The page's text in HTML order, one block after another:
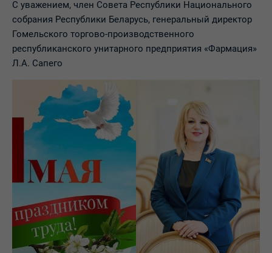
С уважением, член Совета Республики Национального
собрания Республики Беларусь, генеральный директор
Гомельского торгово-производственного
республиканского унитарного предприятия «Фармация»
Л.А. Сапего